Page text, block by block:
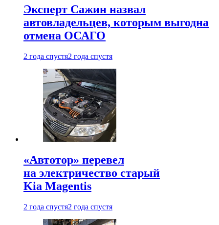
Эксперт Сажин назвал
автовладельцев, которым выгодна
отмена ОСАГО
2 года спустя2 года спустя
«Автотор» перевел
на электричество старый
Kia Magentis
2 года спустя2 года спустя